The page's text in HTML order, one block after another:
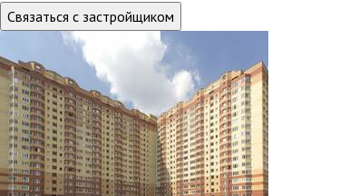
Связаться с застройщиком